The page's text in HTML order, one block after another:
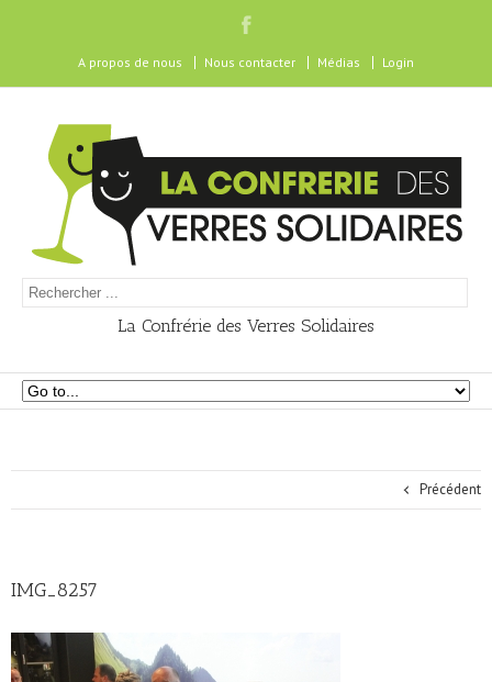
A propos de nous Nous contacter Médias Login
La Confrérie des Verres Solidaires
Précédent
IMG_8257